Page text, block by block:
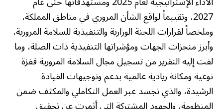
2027، وتقييماً لواقع الشأن المروري في مناطق المملكة،
وملخصاً لقرارات اللجنة الوزارية والتنفيذية للسلامة المرورية،
وأبرز منجزات الجهات ومؤشراتها التنفيذية ذات الصلة، وما
لفت إليه التقرير من تسجيل مجال السلامة المرورية قفزة
نوعية ومكانة ريادية عالمية بدعم وتوجيهات القيادة
الرشيدة، والذي تجسد عبر العمل التكاملي والمكثف ضمن